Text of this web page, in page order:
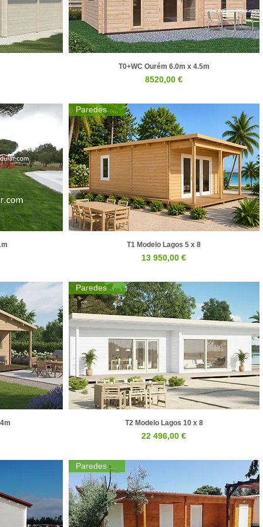
Visualização rápida
T0+WC Ourém 6.0m x 4.5m
Preço
8520,00 €
Visualização rápida
Paredes 44mm
T1 Modelo Lagos 5 x 8
Preço
13 950,00 €
Visualização rápida
Paredes 44mm
T2 Modelo Lagos 10 x 8
Preço
22 496,00 €
Paredes 44mm